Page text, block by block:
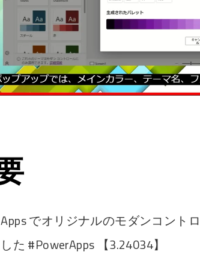
でオリジナルのモダンコント
た #PowerApps 【3.24034】